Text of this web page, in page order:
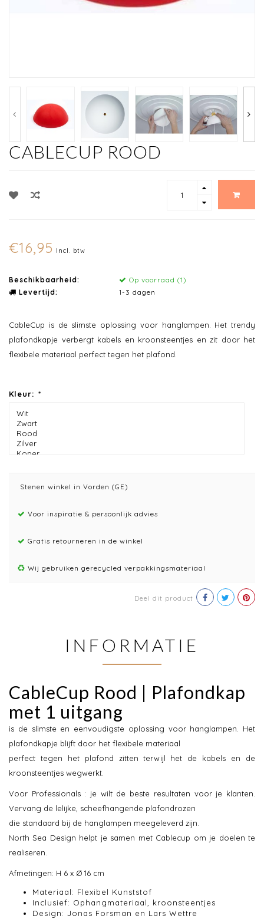
CABLECUP ROOD
€16,95 Incl. btw
Beschikbaarheid:
Op voorraad (1)
Levertijd:
1-3 dagen
CableCup is de slimste oplossing voor hanglampen. Het trendy
plafondkapje verbergt kabels en kroonsteentjes en zit door het
flexibele materiaal perfect tegen het plafond.
Kleur: *
Stenen winkel in Vorden (GE)
Voor inspiratie & persoonlijk advies
Gratis retourneren in de winkel
Wij gebruiken gerecycled verpakkingsmateriaal
Deel dit product
INFORMATIE
CableCup Rood | Plafondkap
met 1 uitgang
is de slimste en eenvoudigste oplossing voor hanglampen. Het
plafondkapje blijft door het flexibele materiaal
perfect tegen het plafond zitten terwijl het de kabels en de
kroonsteentjes wegwerkt.
Voor Professionals : je wilt de beste resultaten voor je klanten.
Vervang de lelijke, scheefhangende plafondrozen
die standaard bij de hanglampen meegeleverd zijn.
North Sea Design helpt je samen met Cablecup om je doelen te
realiseren.
Afmetingen: H 6 x Ø 16 cm
Materiaal: Flexibel Kunststof
Inclusief: Ophangmateriaal, kroonsteentjes
Design: Jonas Forsman en Lars Wettre